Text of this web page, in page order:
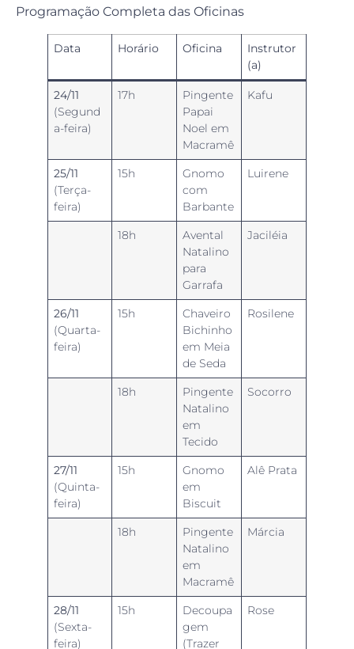
Programação Completa das Oficinas
Data Horário Oficina
Instrutor
(a)
24/11
(Segund
a-feira)
17h
Pingente
Papai
Noel em
Macramê
Kafu
25/11
(Terça-
feira)
15h
Gnomo
com
Barbante
Luirene
18h
Avental
Natalino
para
Garrafa
Jaciléia
26/11
(Quarta-
feira)
15h
Chaveiro
Bichinho
em Meia
de Seda
Rosilene
18h
Pingente
Natalino
em
Tecido
Socorro
27/11
(Quinta-
feira)
15h
Gnomo
em
Biscuit
Alê Prata
18h
Pingente
Natalino
em
Macramê
Márcia
28/11
(Sexta-
feira)
15h
Decoupa
gem
(Trazer
Rose